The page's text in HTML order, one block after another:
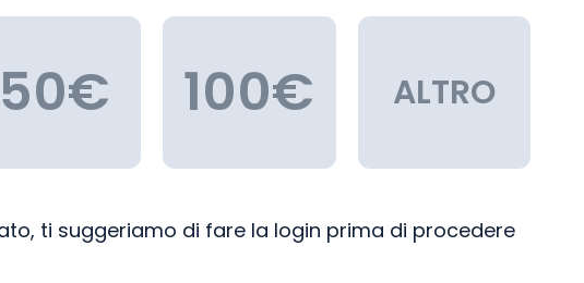
50€ 100€ ALTRO
ti suggeriamo di fare la login prima di procedere